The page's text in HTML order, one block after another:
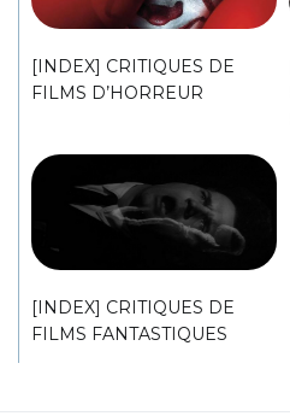
[INDEX] CRITIQUES DE
FILMS D’HORREUR
[INDEX] CRITIQUES DE
FILMS FANTASTIQUES